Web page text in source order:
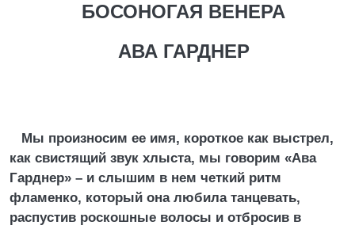
БОСОНОГАЯ ВЕНЕРА
АВА ГАРДНЕР
Мы произносим ее имя, короткое как выстрел,
как свистящий звук хлыста, мы говорим «Ава
Гарднер» – и слышим в нем четкий ритм
фламенко, который она любила танцевать,
распустив роскошные волосы и отбросив в